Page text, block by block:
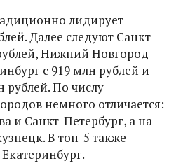
лидирует
Далее следуют Санкт-
Нижний Новгород –
с 919 млн рублей и
рублей. По числу
немного отличается:
и Санкт-Петербург, а на
В топ-5 также